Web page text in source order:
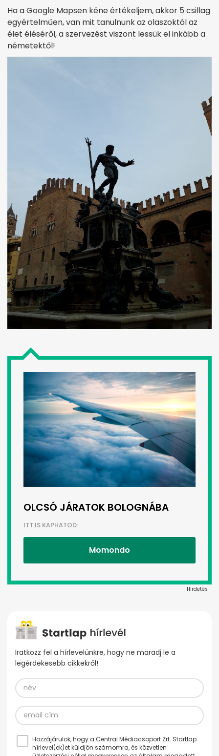
Ha a Google Mapsen kéne értékeljem, akkor 5 csillag
egyértelműen, van mit tanulnunk az olaszoktól az
élet éléséről, a szervezést viszont lessük el inkább a
németektől!
OLCSÓ JÁRATOK BOLOGNÁBA
ITT IS KAPHATOD:
Momondo
Hirdetés
Iratkozz fel a hírlevelünkre, hogy ne maradj le a
legérdekesebb cikkekről!
Hozzájárulok, hogy a Central Médiacsoport Zrt. Startlap
hírlevel(ek)et küldjön számomra, és közvetlen